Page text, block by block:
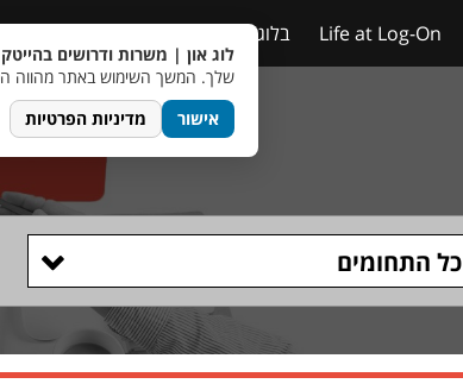
Life at Log-On בלוג
כל התחומים
לוג און | משרות ודרושים בהייטק
שלך. המשך השימוש באתר מהווה
אישור
מדיניות הפרטיות